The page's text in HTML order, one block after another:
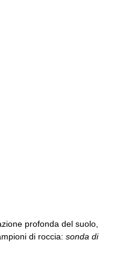
profonda del suolo,
di roccia: sonda di